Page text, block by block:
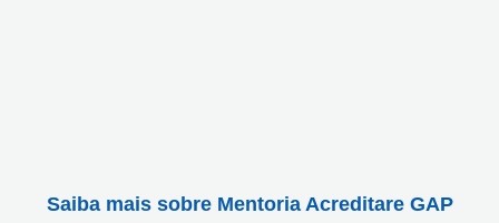
Saiba mais sobre Mentoria Acreditare GAP